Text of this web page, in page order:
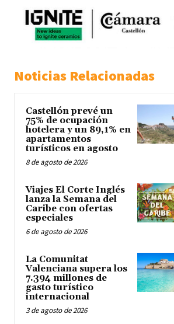
Noticias Relacionadas
Castellón prevé un
75% de ocupación
hotelera y un 89,1% en
apartamentos
turísticos en agosto
8 de agosto de 2026
Viajes El Corte Inglés
lanza la Semana del
Caribe con ofertas
especiales
6 de agosto de 2026
La Comunitat
Valenciana supera los
7.394 millones de
gasto turístico
internacional
3 de agosto de 2026